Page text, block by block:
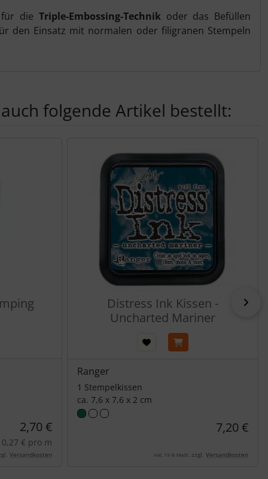
die Triple-Embossing-Technikoder das Befüllen
den Einsatz mit normalen oder filigranen Stempeln
folgende Artikel bestellt:
2,70 €
0,27 € pro m
Versandkosten
Distress Ink Kissen -
Uncharted Mariner
Ranger
1 Stempelkissen
ca. 7,6 x 7,6 x 2 cm
7,20 €
inkl. 19 % MwSt. zzgl. Versandkosten